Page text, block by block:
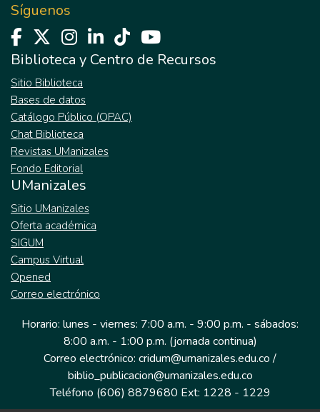
Síguenos
Biblioteca y Centro de Recursos
Sitio Biblioteca
Bases de datos
Catálogo Público (OPAC)
Chat Biblioteca
Revistas UManizales
Fondo Editorial
UManizales
Sitio UManizales
Oferta académica
SIGUM
Campus Virtual
Opened
Correo electrónico
Horario: lunes - viernes: 7:00 a.m. - 9:00 p.m. - sábados:
8:00 a.m. - 1:00 p.m. (jornada continua)
Correo electrónico: cridum@umanizales.edu.co /
biblio_publicacion@umanizales.edu.co
Teléfono (606) 8879680 Ext: 1228 - 1229